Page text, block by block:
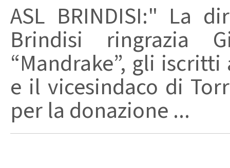
ASL BRINDISI:" La
Brindisi ringrazia
“Mandrake”, gli
e il vicesindaco di
per la donazione ...